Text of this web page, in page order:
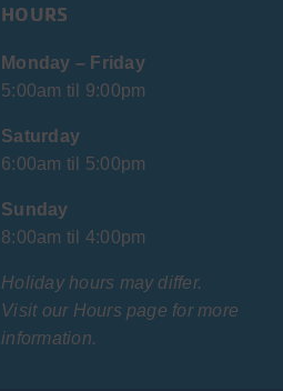
HOURS
Monday – Friday
5:00am til 9:00pm
Saturday
6:00am til 5:00pm
Sunday
8:00am til 4:00pm
Holiday hours may differ.
Visit our Hours page for more
information.